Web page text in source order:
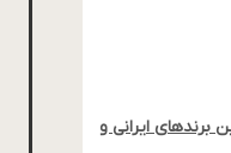
برندهای ایرانی و